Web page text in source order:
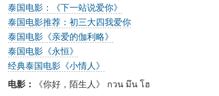
泰国电影：《下一站说爱你》
泰国电影推荐：初三大四我爱你
泰国电影《亲爱的伽利略》
泰国电影《永恒》
经典泰国电影《小情人》
电影：
《你好，陌生人》 กวน มึน โฮ